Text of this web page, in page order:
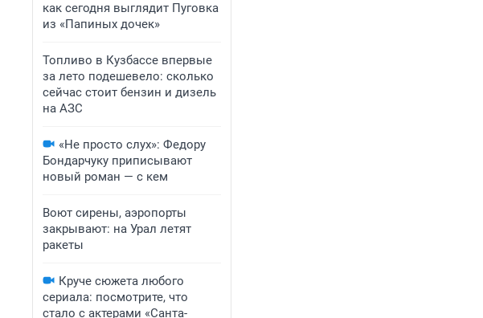
как сегодня выглядит Пуговка
из «Папиных дочек»
Топливо в Кузбассе впервые
за лето подешевело: сколько
сейчас стоит бензин и дизель
на АЗС
«Не просто слух»: Федору
Бондарчуку приписывают
новый роман — с кем
Воют сирены, аэропорты
закрывают: на Урал летят
ракеты
Круче сюжета любого
сериала: посмотрите, что
стало с актерами «Санта-